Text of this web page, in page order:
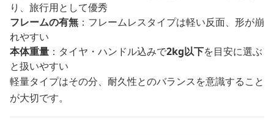
り、旅行用として優秀
フレームの有無 ：フレームレスタイプは軽い反面、形が崩
れやすい
本体重量 ：タイヤ・ハンドル込みで2kg以下を目安に選ぶ
と扱いやすい
軽量タイプはその分、耐久性とのバランスを意識すること
が大切です。